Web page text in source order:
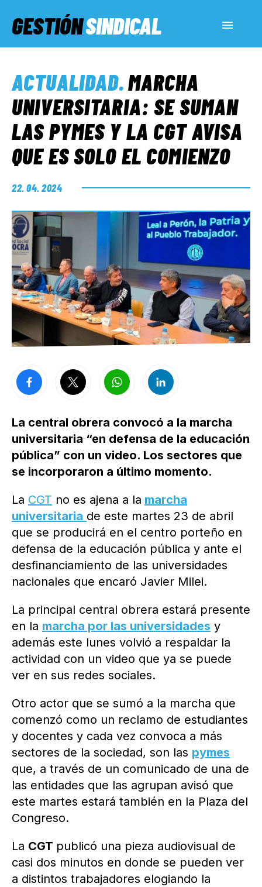
GESTIÓNSINDICAL
SERVICIOS SOCIALES
INFORMES ESPECIALES
FUERA DE MEGÁFONO
EL LADO «G»
ACTUALIDAD.MARCHA
UNIVERSITARIA: SE SUMAN
LAS PYMES Y LA CGT AVISA
QUE ES SOLO EL COMIENZO
22. 04. 2024
La central obrera convocó a la marcha
universitaria “en defensa de la educación
pública” con un video. Los sectores que
se incorporaron a último momento.
La CGT no es ajena a la marcha
universitaria de este martes 23 de abril
que se producirá en el centro porteño en
defensa de la educación pública y ante el
desfinanciamiento de las universidades
nacionales que encaró Javier Milei.
La principal central obrera estará presente
en la marcha por las universidades y
además este lunes volvió a respaldar la
actividad con un video que ya se puede
ver en sus redes sociales.
Otro actor que se sumó a la marcha que
comenzó como un reclamo de estudiantes
y docentes y cada vez convoca a más
sectores de la sociedad, son las pymes
que, a través de un comunicado de una de
las entidades que las agrupan avisó que
este martes estará también en la Plaza del
Congreso.
La CGT publicó una pieza audiovisual de
casi dos minutos en donde se pueden ver
a distintos trabajadores elogiando la